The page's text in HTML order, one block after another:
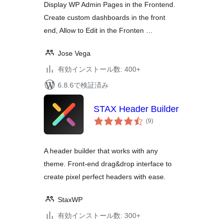
Display WP Admin Pages in the Frontend.
Create custom dashboards in the front
end, Allow to Edit in the Fronten …
Jose Vega
有効インストール数: 400+
6.8.6で検証済み
STAX Header Builder
(9個
の)
A header builder that works with any
theme. Front-end drag&drop interface to
create pixel perfect headers with ease.
StaxWP
有効インストール数: 300+